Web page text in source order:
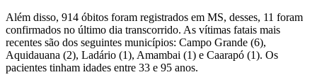
Além disso, 914 óbitos foram registrados em MS, desses, 11 foram
confirmados no último dia transcorrido. As vítimas fatais mais
recentes são dos seguintes municípios: Campo Grande (6),
Aquidauana (2), Ladário (1), Amambai (1) e Caarapó (1). Os
pacientes tinham idades entre 33 e 95 anos.